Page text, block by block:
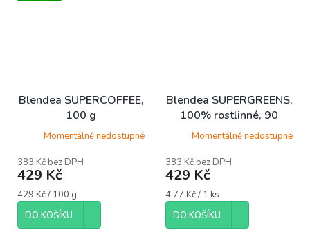
Blendea SUPERCOFFEE,
100 g
Momentálně nedostupné
383 Kč bez DPH
429 Kč
Měrná
cena:
429 Kč / 100 g
DO KOŠÍKU
Blendea SUPERGREENS,
100% rostlinné, 90
kapslí
Momentálně nedostupné
383 Kč bez DPH
429 Kč
Měrná
cena:
4,77 Kč / 1 ks
DO KOŠÍKU